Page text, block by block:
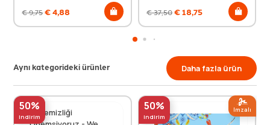
€9,75€4,88 €37,50€18,75
Aynı kategorideki ürünler Daha fazla ürün
50%
indirim
50%
indirim
Imzalı